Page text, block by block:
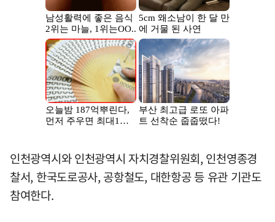
인천광역시와 인천광역시 자치경찰위원회, 인천영종경
찰서, 한국도로공사, 공항철도, 대한항공 등 유관 기관도
참여한다.